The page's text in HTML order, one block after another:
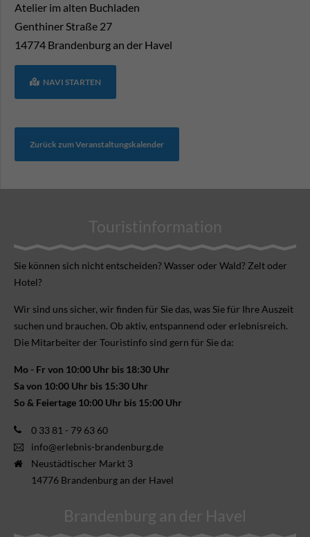
Atelier im alten Buchladen
Genthiner Straße 27
14774 Brandenburg an der Havel
NAVI STARTEN
Zurück zum Veranstaltungskalender
Touristinformation
Sie können sich nicht ent­scheiden? Wasser oder Wald? Zelt oder
Hotel?
Wir sind uns sicher, wir finden für Sie das, was Sie für Ihre Aus­zeit
suchen und brauchen. Ob aktiv, ent­spannend oder erlebnis­reich.
Die Mitarbeiter der Touristinfo sind gern für Sie da:
Mo - Fr von 10:00 Uhr bis 18:30 Uhr
Sa von 10:00 Uhr bis 15:30 Uhr
So & Feiertage 10:00 Uhr bis 15:00 Uhr
0 33 81 - 79 63 60
info@erlebnis-brandenburg.de
Neustädtischer Markt 3
14776 Brandenburg an der Havel
Brandenburg an der Havel